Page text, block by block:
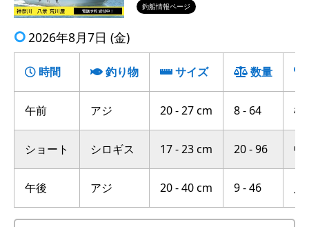
釣船情報ページ
2026年8月7日 (金)
時間 釣り物 サイズ 数量
午前 アジ 20 - 27 cm 8 - 64 横
ショート シロギス 17 - 23 cm 20 - 96 中
午後 アジ 20 - 40 cm 9 - 46